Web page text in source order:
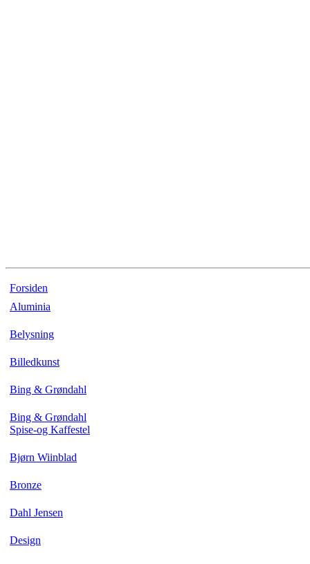
Forsiden
Aluminia
Belysning
Billedkunst
Bing & Grøndahl
Bing & Grøndahl
Spise-og Kaffestel
Bjørn Wiinblad
Bronze
Dahl Jensen
Design